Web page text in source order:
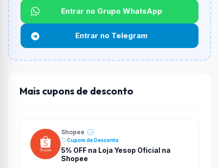
Não informado ou sem limite.
Funciona em qualquer produto?
Não necessariamente. Depende de itens participantes
e alguns vendedores ou produtos especificos podem
não aceitar cupons.
Entrar no Grupo WhatsApp
Entrar no Telegram
Mais cupons de desconto
Shopee
Cupom de Desconto
5% OFF na Loja Yesop Oficial na
Shopee